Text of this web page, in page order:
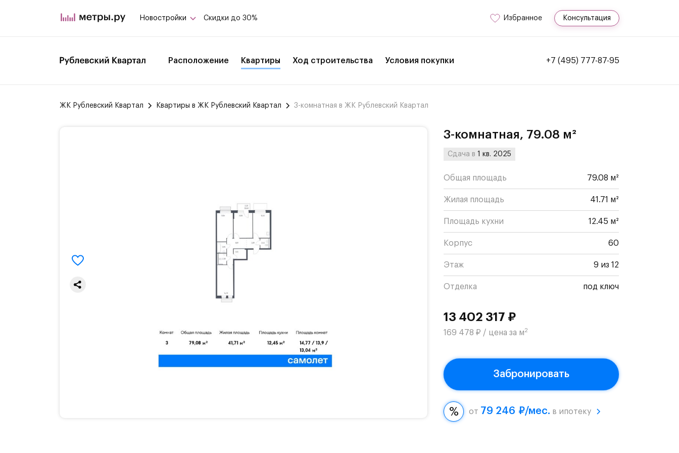
Новостройки Скидки до 30% Избранное Консультация
Расположение Квартиры Ход строительства Условия покупки +7 (495) 777-87-95
ЖК Рублевский Квартал Квартиры в ЖК Рублевский Квартал 3-комнатная в ЖК Рублевский Квартал
3-комнатная, 79.08 м²
Сдача в1 кв. 2025
Общая площадь 79.08 м²
Жилая площадь 41.71 м²
Площадь кухни 12.45 м²
Корпус 60
Этаж 9 из 12
Отделка под ключ
13 402 317 ₽
169 478 ₽ / цена за м2
Забронировать
от 79 246 ₽/мес. в ипотеку